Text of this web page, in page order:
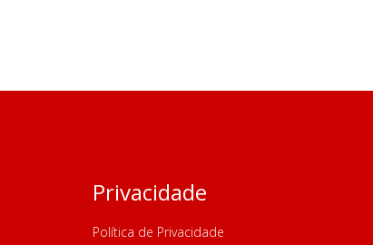
Privacidade
Política de Privacidade